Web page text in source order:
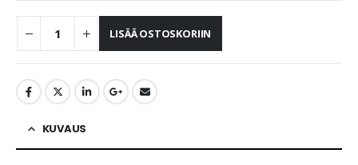
LISÄÄ OSTOSKORIIN
KUVAUS